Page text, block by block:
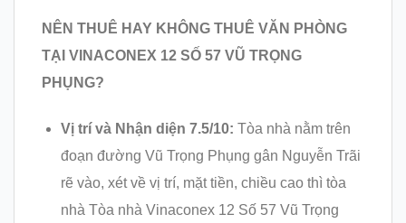
NÊN THUÊ HAY KHÔNG THUÊ VĂN PHÒNG
TẠI VINACONEX 12 SỐ 57 VŨ TRỌNG
PHỤNG?
Vị trí và Nhận diện 7.5/10: Tòa nhà nằm trên
đoạn đường Vũ Trọng Phụng gân Nguyễn Trãi
rẽ vào, xét về vị trí, mặt tiền, chiều cao thì tòa
nhà Tòa nhà Vinaconex 12 Số 57 Vũ Trọng